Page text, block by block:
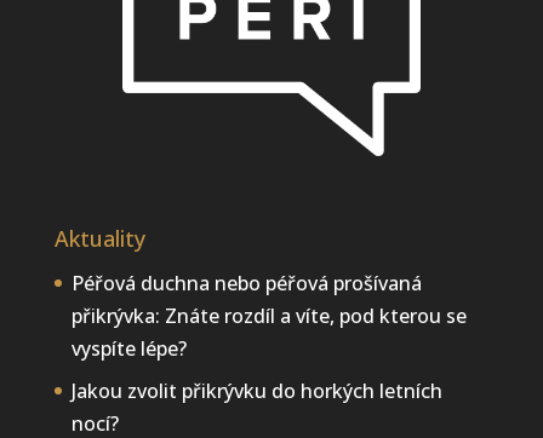
Aktuality
Péřová duchna nebo péřová prošívaná
přikrývka: Znáte rozdíl a víte, pod kterou se
vyspíte lépe?
Jakou zvolit přikrývku do horkých letních
nocí?